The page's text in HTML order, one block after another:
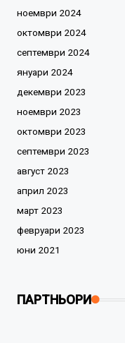
ноември 2024
октомври 2024
септември 2024
януари 2024
декември 2023
ноември 2023
октомври 2023
септември 2023
август 2023
април 2023
март 2023
февруари 2023
юни 2021
ПАРТНЬОРИ